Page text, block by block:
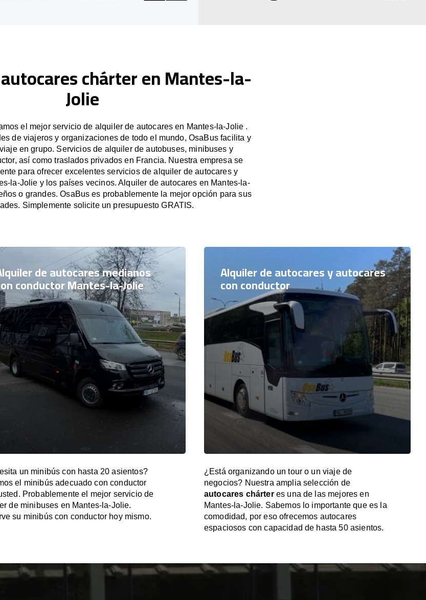
chárter en Mantes-la-
Jolie
el mejor servicio de alquiler de autocares en Mantes-la-Jolie .
de viajeros y organizaciones de todo el mundo, OsaBus facilita y
en grupo. Servicios de alquiler de autobuses, minibuses y
así como traslados privados en Francia. Nuestra empresa se
para ofrecer excelentes servicios de alquiler de autocares y
la-Jolie y los países vecinos. Alquiler de autocares en Mantes-la-
o grandes. OsaBus es probablemente la mejor opción para sus
Simplemente solicite un presupuesto GRATIS.
de autocares medianos
conductor Mantes-la-Jolie
un minibús con hasta 20 asientos?
el minibús adecuado con conductor
Probablemente el mejor servicio de
de minibuses en Mantes-la-Jolie.
su minibús con conductor hoy mismo.
Alquiler de autocares y autocares
con conductor
¿Está organizando un tour o un viaje de
negocios? Nuestra amplia selección de
autocares chárteres una de las mejores en
Mantes-la-Jolie. Sabemos lo importante que es la
comodidad, por eso ofrecemos autocares
espaciosos con capacidad de hasta 50 asientos.